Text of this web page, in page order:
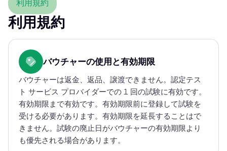
利用規約
利用規約
バウチャーの使用と有効期限
バウチャーは返金、返品、譲渡できません。認定テス
ト サービス プロバイダーでの 1 回の試験に有効です。
有効期限まで有効です。有効期限前に登録して試験を
受ける必要があります。有効期限を延長することはで
きません。試験の廃止日がバウチャーの有効期限より
も優先される場合があります。